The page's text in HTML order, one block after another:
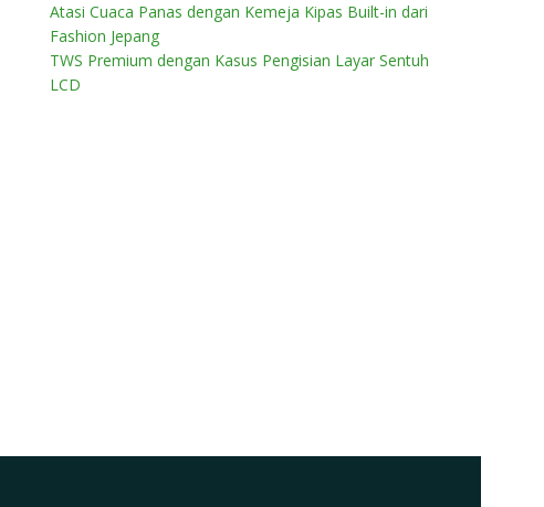
Atasi Cuaca Panas dengan Kemeja Kipas Built-in dari
Fashion Jepang
TWS Premium dengan Kasus Pengisian Layar Sentuh
LCD